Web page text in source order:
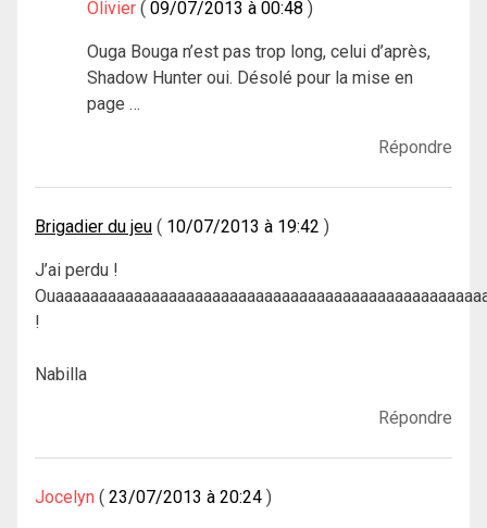
Olivier 09/07/2013 à 00:48
Ouga Bouga n’est pas trop long, celui d’après,
Shadow Hunter oui. Désolé pour la mise en
page …
Répondre
Brigadier du jeu 10/07/2013 à 19:42
J’ai perdu !
!
Nabilla
Répondre
Jocelyn 23/07/2013 à 20:24